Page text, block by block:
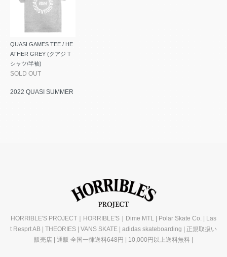
QUASI GAMES TEE / HE
ATHER GREY (クアジ T
シャツ/半袖)
SOLD OUT
2022 QUASI SUMMER
HORRIBLE'S PROJECT｜HORRIBLE'S｜Dime MTL | Polar Skate Co. | Las
t Resprt AB | THEORIES | VANS SKATE | adidas skateboarding | 正規取扱い
販売店 | 通販 全国一律送料648円 | 10,000円以上送料無料 |